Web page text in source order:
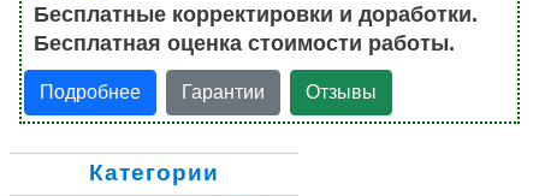
Бесплатные корректировки и доработки.
Бесплатная оценка стоимости работы.
Подробнее Гарантии Отзывы
Категории